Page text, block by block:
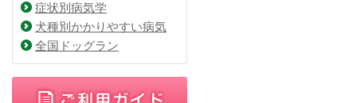
症状別病気学
犬種別かかりやすい病気
全国ドッグラン